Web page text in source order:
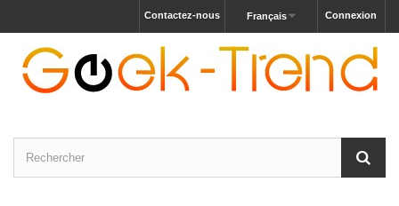
Connexion
Français
Contactez-nous